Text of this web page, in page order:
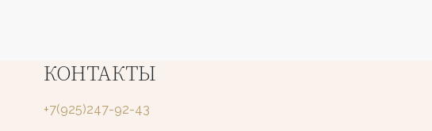
КОНТАКТЫ
+7(925)247-92-43